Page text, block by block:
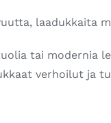
laadukkaita
tai modernia
verhoilut